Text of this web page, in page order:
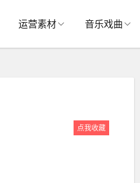
运营素材 音乐戏曲
点我收藏